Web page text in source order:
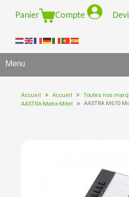
Panier Compte
Menu
Accueil Accueil
Toutes nos
AASTRA-Matra-Mitel
AASTRA M670